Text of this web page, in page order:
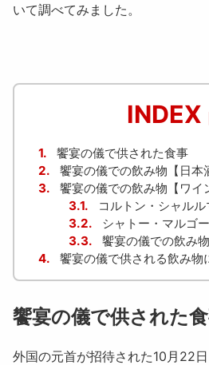
いて調べてみました。
INDEX
1.
饗宴の儀で供された食事
2.
饗宴の儀での飲み物【日本
3.
饗宴の儀での飲み物【ワイ
3.1.
コルトン・シャルル
3.2.
シャトー・マルゴ
3.3.
饗宴の儀での飲み物
4.
饗宴の儀で供される飲み物
饗宴の儀で供された
外国の元首が招待された10月22